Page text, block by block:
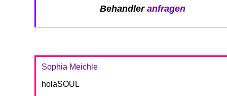
Behandler anfragen
Sophia Meichle
holaSOUL